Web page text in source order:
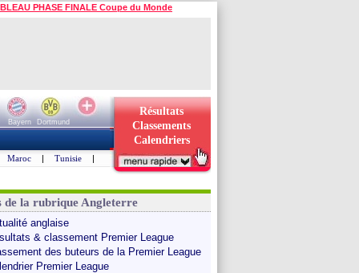
PHASE FINALE Coupe du Monde
Bayern
Dortmund
Résultats
Classements
Calendriers
Maroc | Tunisie |
de la rubrique Angleterre
anglaise
& classement Premier League
des buteurs de la Premier League
Premier League